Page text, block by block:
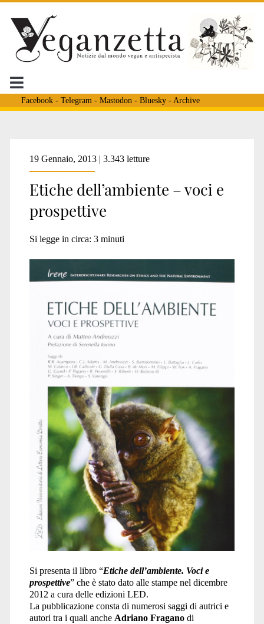
Facebook- Telegram - Mastodon - Bluesky- Archive
Tag:
<span>led
edizioni</span>
19 Gennaio, 2013 | 3.343 letture
Etiche dell’ambiente – voci e
prospettive
Si legge in circa: 3 minuti
Si presenta il libro “Etiche dell’ambiente. Voci e
prospettive” che è stato dato alle stampe nel dicembre
2012 a cura delle edizioni LED.
La pubblicazione consta di numerosi saggi di autrici e
autori tra i quali anche Adriano Fraganodi